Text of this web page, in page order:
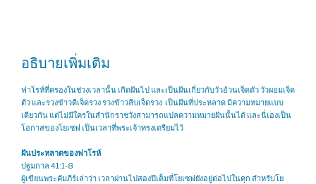
อธิบายเพิ่มเติม
ฟาโรห์ที่ครองในช่วงเวลานั้น เกิดฝันไป และเป็นฝันเกี่ยวกับวัวอ้วนเจ็ดตัว วัวผอมเจ็ด
ตัว และรวงข้าวดีเจ็ดรวง รวงข้าวลีบเจ็ดรวง เป็นฝันที่ประหลาด มีความหมายแบบ
เดียวกัน แต่ไม่มีใครในสำนักราชวังสามารถแปลความหมายฝันนั้นได้ และนี่เองเป็น
โอกาสของโยเซฟ เป็นเวลาที่พระเจ้าทรงเตรียมไว้
ฝันประหลาดของฟาโรห์
ปฐมกาล 41:1-8
ผู้เขียนพระคัมภีร์เล่าว่า เวลาผ่านไปสองปีเต็มที่โยเซฟยังอยู่ต่อไปในคุก สำหรับโย